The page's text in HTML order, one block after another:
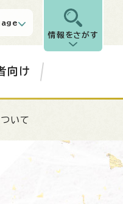
情報をさがす
向け
いて